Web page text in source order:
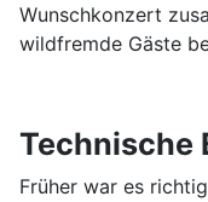
Wunschkonzert
wildfremde Gäste
Technische
Früher war es